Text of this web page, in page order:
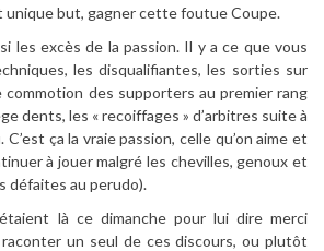
unique but, gagner cette foutue Coupe.
les excès de la passion. Il y a ce que vous
les disqualifiantes, les sorties sur
commotion des supporters au premier rang
dents, les « recoiffages » d’arbitres suite à
ça la vraie passion, celle qu’on aime et
à jouer malgré les chevilles, genoux et
défaites au perudo).
là ce dimanche pour lui dire merci
un seul de ces discours, ou plutôt